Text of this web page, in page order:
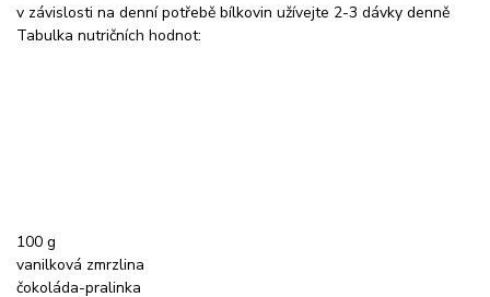
v závislosti na denní potřebě bílkovin užívejte 2-3 dávky denně
Tabulka nutričních hodnot:
100 g
vanilková zmrzlina
čokoláda-pralinka